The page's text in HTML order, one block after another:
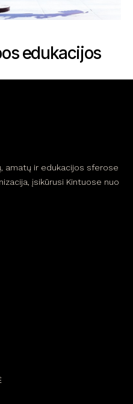
edukacijos
amatų ir edukacijos sferose
įsikūrusi Kintuose nuo